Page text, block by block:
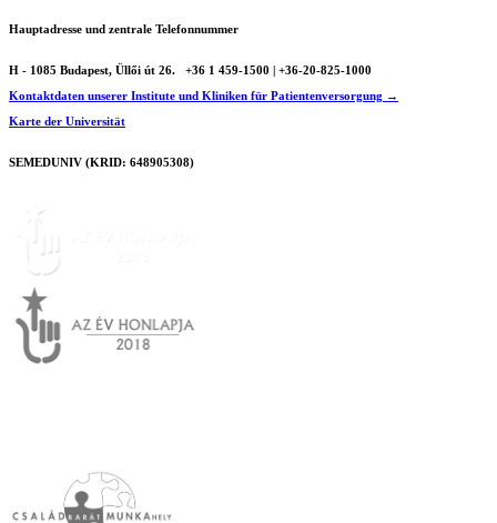
Hauptadresse und zentrale Telefonnummer
H - 1085 Budapest, Üllői út 26.
+36 1 459-1500 | +36-20-825-1000
Kontaktdaten unserer Institute und Kliniken für Patientenversorgung →
Karte der Universität
SEMEDUNIV (KRID: 648905308)